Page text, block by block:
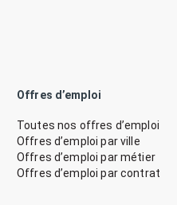
Offres d’emploi
Toutes nos offres d’emploi
Offres d’emploi par ville
Offres d’emploi par métier
Offres d’emploi par contrat